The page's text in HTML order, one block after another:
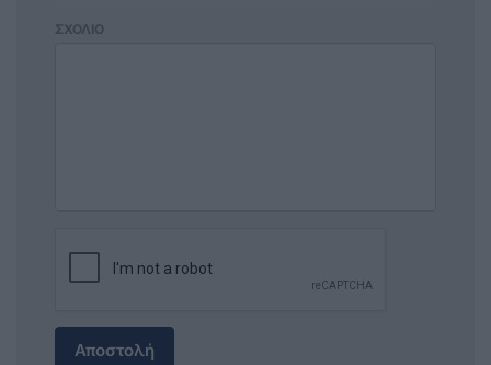
ΣΧΟΛΙΟ
Αποστολή